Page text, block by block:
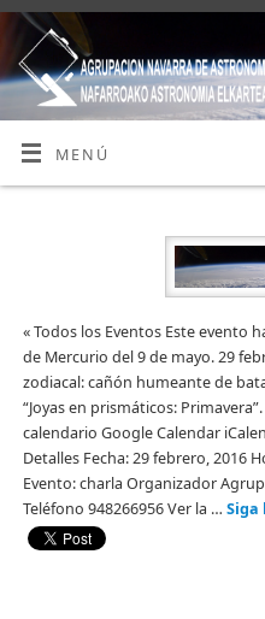
MENÚ
« Todos los Eventos Este evento
de Mercurio del 9 de mayo. 29
zodiacal: cañón humeante de
“Joyas en prismáticos:
calendario Google Calendar
Detalles Fecha: 29 febrero, 2016
Evento: charla Organizador
Teléfono 948266956 Ver la … Siga